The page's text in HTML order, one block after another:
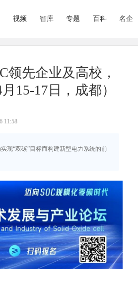
视频 智库 专题 百科 名企
领先企业及高校，
15-17日，成都）
11:58
现“双碳”目标而构建新型电力系统的前